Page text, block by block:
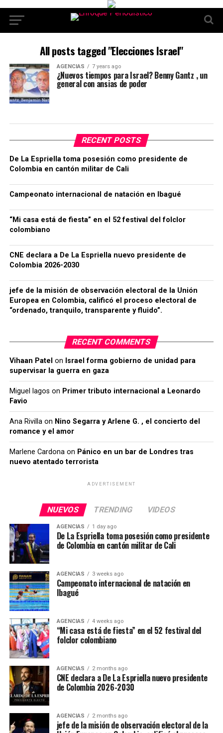
All posts tagged "Elecciones Israel"
AGENCIAS 7 years ago
¿Nuevos tiempos para Israel? Benny Gantz , un
general con ansias de poder
RECENT POSTS
De La Espriella toma posesión como presidente de
Colombia en cantón militar de Cali
Campeonato internacional de natación en Ibagué
“Mi casa está de fiesta” en el 52 festival del folclor
colombiano
CNE declara a De La Espriella nuevo presidente de
Colombia 2026-2030
jefe de la misión de observación electoral de la Unión
Europea en Colombia, calificó el proceso electoral de
“ordenado, tranquilo, transparente y fluido”.
RECENT COMMENTS
Vihaan Patel on Israel forma gobierno de unidad para
supervisar la guerra en gaza
Miguel lagos on Primer tributo internacional a Leonardo
Favio
Ana Rivillaon Nino Segarra y Arlene G. , el concierto del
romance y el amor
Marlene Cardonaon Pánico en un bar de Londres tras
nuevo atentado terrorista
ADVERTISEMENT
NUEVOS TRENDING VIDEOS
AGENCIAS 1 day ago
De La Espriella toma posesión como presidente
de Colombia en cantón militar de Cali
AGENCIAS 3 weeks ago
Campeonato internacional de natación en
Ibagué
AGENCIAS 4 weeks ago
“Mi casa está de fiesta” en el 52 festival del
folclor colombiano
AGENCIAS 2 months ago
CNE declara a De La Espriella nuevo presidente
de Colombia 2026-2030
AGENCIAS 2 months ago
jefe de la misión de observación electoral de la